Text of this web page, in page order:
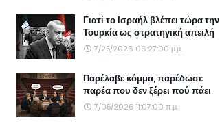
Γιατί το Ισραήλ βλέπει τώρα την
Τουρκία ως στρατηγική απειλή
7/25/2026 06:27:00 μ.μ.
Παρέλαβε κόμμα, παρέδωσε
παρέα που δεν ξέρει πού πάει
7/05/2026 11:07:00 π.μ.